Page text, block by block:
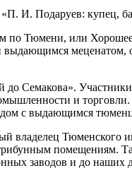
И. Подаруев: купец,
по Тюмени, или
меценатом,
Семакова».
и
с выдающимся
Тюменского
помещениям.
заводов и до наших